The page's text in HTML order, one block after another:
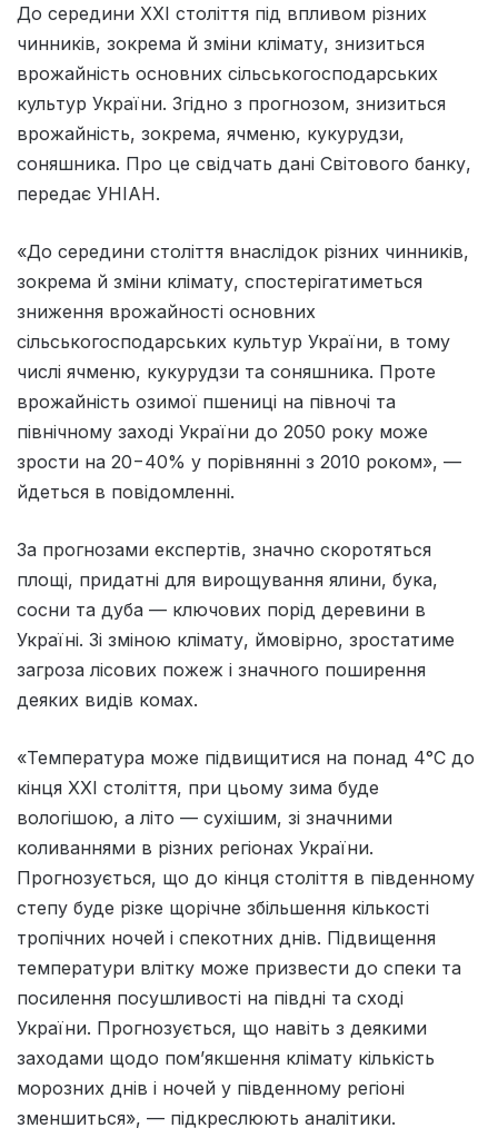
До середини XXI століття під впливом різних
чинників, зокрема й зміни клімату, знизиться
врожайність основних сільськогосподарських
культур України. Згідно з прогнозом, знизиться
врожайність, зокрема, ячменю, кукурудзи,
соняшника. Про це свідчать дані Світового банку,
передає УНІАН.
«До середини століття внаслідок різних чинників,
зокрема й зміни клімату, спостерігатиметься
зниження врожайності основних
сільськогосподарських культур України, в тому
числі ячменю, кукурудзи та соняшника. Проте
врожайність озимої пшениці на півночі та
північному заході України до 2050 року може
зрости на 20−40% у порівнянні з 2010 роком», —
йдеться в повідомленні.
За прогнозами експертів, значно скоротяться
площі, придатні для вирощування ялини, бука,
сосни та дуба — ключових порід деревини в
Україні. Зі зміною клімату, ймовірно, зростатиме
загроза лісових пожеж і значного поширення
деяких видів комах.
«Температура може підвищитися на понад 4°C до
кінця XXI століття, при цьому зима буде
вологішою, а літо — сухішим, зі значними
коливаннями в різних регіонах України.
Прогнозується, що до кінця століття в південному
степу буде різке щорічне збільшення кількості
тропічних ночей і спекотних днів. Підвищення
температури влітку може призвести до спеки та
посилення посушливості на півдні та сході
України. Прогнозується, що навіть з деякими
заходами щодо пом’якшення клімату кількість
морозних днів і ночей у південному регіоні
зменшиться», — підкреслюють аналітики.